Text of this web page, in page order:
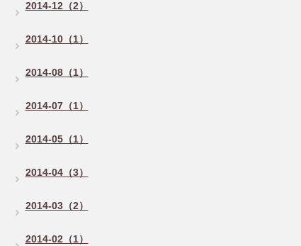
2014-12（2）
2014-10（1）
2014-08（1）
2014-07（1）
2014-05（1）
2014-04（3）
2014-03（2）
2014-02（1）